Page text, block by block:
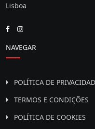
Lisboa
NAVEGAR
POLÍTICA DE
TERMOS E CONDIÇÕES
POLÍTICA DE COOKIES